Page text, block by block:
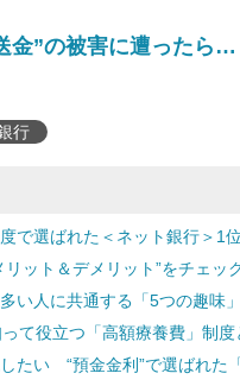
金”の被害に遭った
行
で選ばれた＜ネット銀行＞1
ット＆デメリット”をチェッ
人に共通する「5つの趣味」
て役立つ「高額療養費」制度
たい “預金金利”で選ばれた